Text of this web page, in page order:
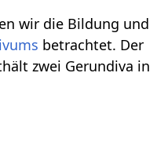
wir die Bildung und
betrachtet. Der
zwei Gerundiva in